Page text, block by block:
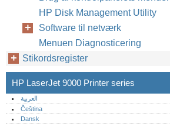
HP Disk Management Utility
Software til netværk
Menuen Diagnosticering
Stikordsregister
HP LaserJet 9000 Printer series
العربية
Čeština
Dansk